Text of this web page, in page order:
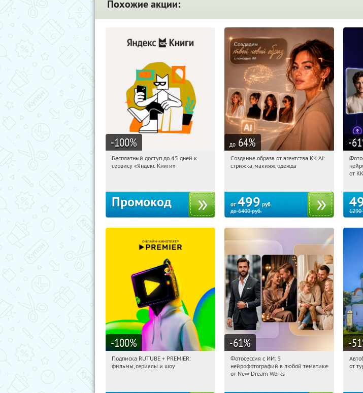
Похожие акции:
-100%
04:35:38
Получи первым!
Бесплатный доступ до 45 дней к
сервису «Яндекс Книги»
Промокод
до 64%
04:35:38 Купили:64
Создание образа от агентства KK AI:
стрижка, макияж, одежда
от 499 руб.
до6400руб.
-61
от
1290
-100%
04:35:38 Получили:
Подписка RUTUBE + PREMIER:
фильмы, сериалы и шоу
-61%
04:35:38
Россия
Фотосессия с ИИ: 5
нейрофотографий в любой тематике
от New Dream Works
-51
от